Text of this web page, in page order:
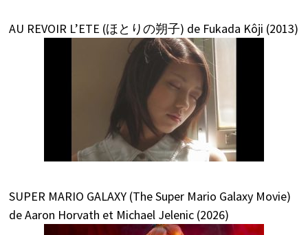
AU REVOIR L’ETE (ほとりの朔子) de Fukada Kôji (2013)
SUPER MARIO GALAXY (The Super Mario Galaxy Movie)
de Aaron Horvath et Michael Jelenic (2026)